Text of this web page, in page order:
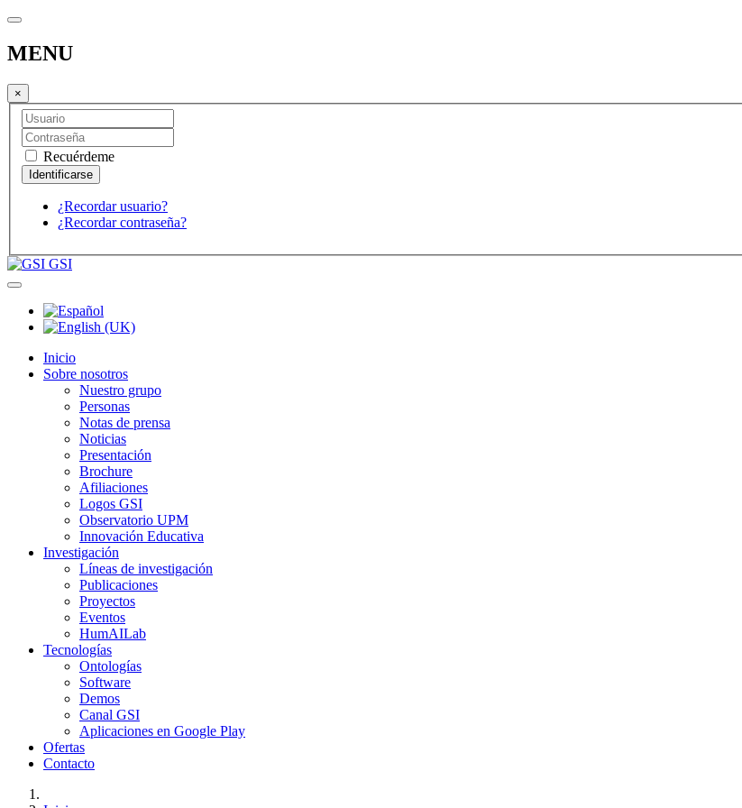
MENU
×
Recuérdeme
¿Recordar usuario?
¿Recordar contraseña?
GSI
Inicio
Sobre nosotros
Nuestro grupo
Personas
Notas de prensa
Noticias
Presentación
Brochure
Afiliaciones
Logos GSI
Observatorio UPM
Innovación Educativa
Investigación
Líneas de investigación
Publicaciones
Proyectos
Eventos
HumAILab
Tecnologías
Ontologías
Software
Demos
Canal GSI
Aplicaciones en Google Play
Ofertas
Contacto